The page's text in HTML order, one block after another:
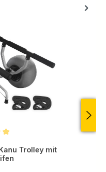
Trolley mit